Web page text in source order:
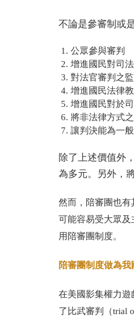
不論是參審制或
公眾參與審判
增進國民對司
對法官審判之
增進國民法律
增進國民對於
將非法律方式
讓判決能為一般
除了上述價值外
為多元。另外，
然而，陪審團也
可能容易受大眾及
用陪審團制度。
陪審團制度做為
在美國影集權力遊
了比武審判
（trial